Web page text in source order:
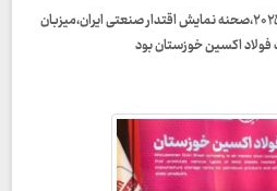
نمایشگاه بین‌المللی ایران اکسپو ۲۰۲۵،صحنه نمایش اقتدار صنعتی ایران،میزبان
اکسین خوزستان بود